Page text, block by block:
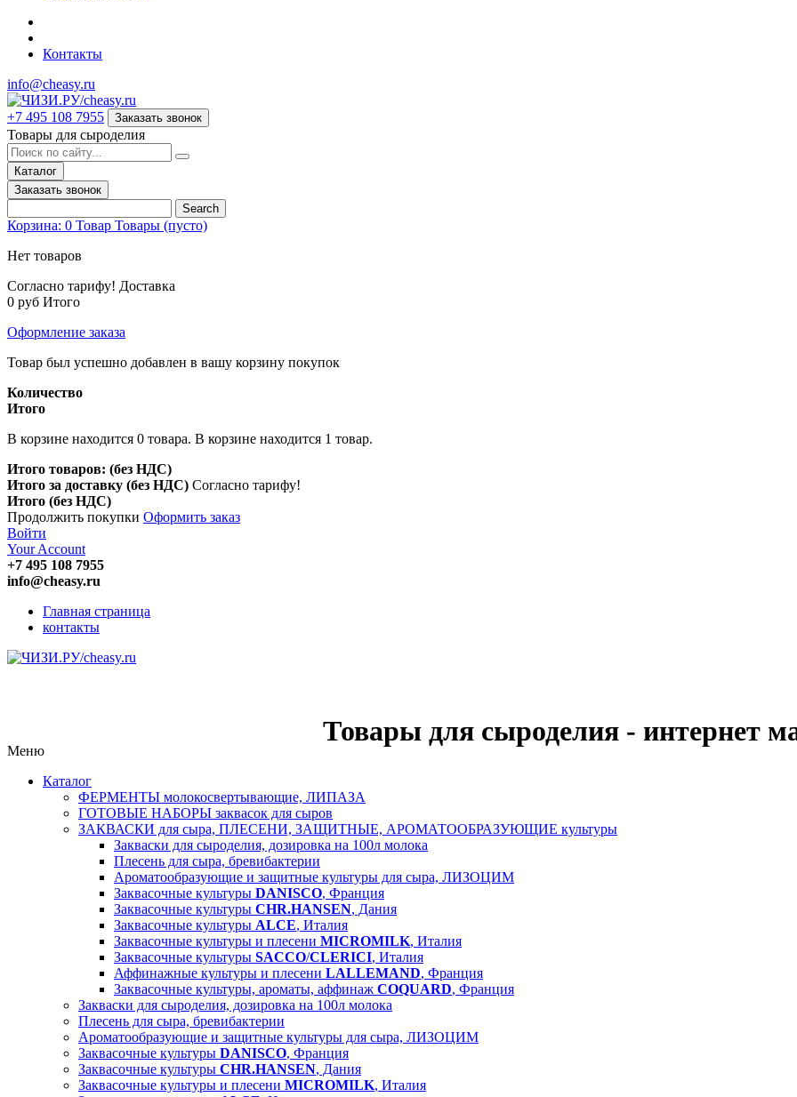
Контакты
info@cheasy.ru
+7 495 108 7955 Заказать звонок
Товары для сыроделия
Каталог
Заказать звонок
Search
Корзина: 0 Товар Товары (пусто)
Нет товаров
Согласно тарифу! Доставка
0 руб Итого
Оформление заказа
Товар был успешно добавлен в вашу корзину покупок
Количество
Итого
В корзине находится 0 товара. В корзине находится 1 товар.
Итого товаров: (без НДС)
Итого за доставку (без НДС) Согласно тарифу!
Итого (без НДС)
Продолжить покупки Оформить заказ
Войти
Your Account
+7 495 108 7955
info@cheasy.ru
Главная страница
контакты
Товары для сыроделия - интернет
Меню
Каталог
ФЕРМЕНТЫ молокосвертывающие, ЛИПАЗА
ГОТОВЫЕ НАБОРЫ заквасок для сыров
ЗАКВАСКИ для сыра, ПЛЕСЕНИ, ЗАЩИТНЫЕ, АРОМАТООБРАЗУЮЩИЕ культуры
Закваски для сыроделия, дозировка на 100л молока
Плесень для сыра, бревибактерии
Ароматообразующие и защитные культуры для сыра, ЛИЗОЦИМ
Заквасочные культуры DANISCO, Франция
Заквасочные культуры CHR.HANSEN, Дания
Заквасочные культуры ALCE, Италия
Заквасочные культуры и плесени MICROMILK, Италия
Заквасочные культуры SACCO/CLERICI, Италия
Аффинажные культуры и плесени LALLEMAND, Франция
Заквасочные культуры, ароматы, аффинаж COQUARD, Франция
Закваски для сыроделия, дозировка на 100л молока
Плесень для сыра, бревибактерии
Ароматообразующие и защитные культуры для сыра, ЛИЗОЦИМ
Заквасочные культуры DANISCO, Франция
Заквасочные культуры CHR.HANSEN, Дания
Заквасочные культуры и плесени MICROMILK, Италия